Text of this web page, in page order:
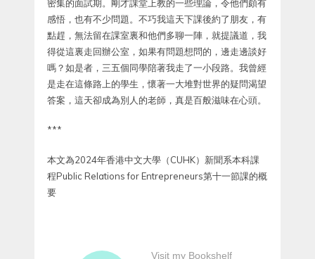
密集的面試期。剛才課堂上教的一些理論，令他們頗有
感悟，也有不少問題。不巧我這天下課後約了朋友，有
點趕，無法留在課室裏和他們多聊一陣，就提議道，我
得從這裏走回辦公室，如果有問題想問的，邊走邊談好
嗎？如是者，三五個同學陪著我走了一小段路。我曾經
是走在這條路上的學生，懷著一大堆對世界的疑問渴望
答案，這天卻成為別人的老師，真是百般滋味在心頭。
***
本文為2024年香港中文大學（CUHK）新聞系本科課
程Public Relations for Entrepreneurs第十一節課的概
要